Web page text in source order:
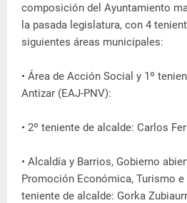
composición del Ayuntamiento
la pasada legislatura, con 4
siguientes áreas municipales:
• Área de Acción Social y 1º
Antizar (EAJ-PNV):
• 2º teniente de alcalde: Carlos
• Alcaldía y Barrios, Gobierno
Promoción Económica, Turismo e
teniente de alcalde: Gorka